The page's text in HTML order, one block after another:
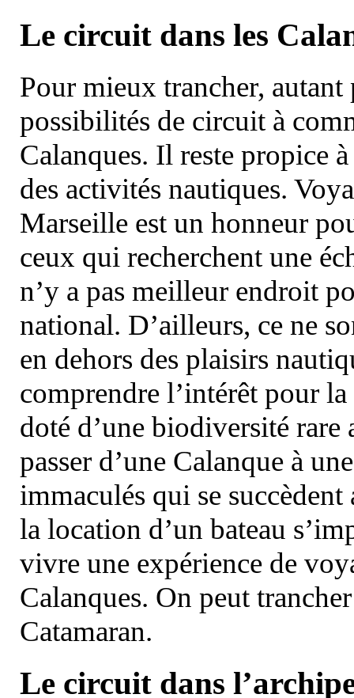
Le circuit dans les
Pour mieux trancher, autant
possibilités de circuit à
Calanques. Il reste propice
des activités nautiques.
Marseille est un honneur
ceux qui recherchent une
n’y a pas meilleur endroit
national. D’ailleurs, ce ne
en dehors des plaisirs
comprendre l’intérêt pour
doté d’une biodiversité
passer d’une Calanque à
immaculés qui se
la location d’un bateau
vivre une expérience de
Calanques. On peut
Catamaran.
Le circuit dans